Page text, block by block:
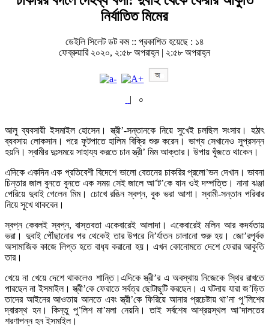
নির্যাতিত মিমের
ডেইলি সিলেট ডট কম :: প্রকাশিত হয়েছে : ১৪
ফেব্রুয়ারি ২০২০, ২:৫৮ অপরাহ্ন | ২:৫৮ অপরাহ্ন
| ০
আলু ব্যবসায়ী ইসমাইল হোসেন। স্ত্রী’-সন্তানকে নিয়ে সুখেই চলছিল সংসার। হঠাৎ
ব্যবসায় লোকসান। পরে ফুটপাতে হালিম বিক্রি শুরু করেন। ভাগ্য সেখানেও সুপ্রসন্ন
হয়নি। স্বামীর দুঃসময়ে সাহায্য করতে চান স্ত্রী’ মিম আক্তার। উপায় খুঁজতে থাকেন।
এদিকে একদিন এক প্রতিবেশী বিদেশে ভালো বেতনের চাকরির প্রলো’ভন দেখান। ভাবনা
চিন্তার জাল বুনতে বুনতে এক সময় সেই জালে আ’ট’কে যান ওই দম্পত্তি। নানা ঝঞ্জা
পেরিয়ে দুবাই গেলেন মিম। চোখে রঙিন স্বপ্ন, বুক ভরা আশা। স্বামী-সন্তান পরিবার
নিয়ে সুখে থাকবেন।
স্বপ্ন কেবলই স্বপ্ন, বাস্তবতা একেবারেই আলাদা। একেবারেই মলিন আর কদর্যতায়
ভরা। দুবাই পৌঁছানোর পর থেকেই তার উপরে নি’র্যাতন চালানো শুরু হয়। জো’রপূর্বক
অসামাজিক কাজে লিপ্ত হতে বাধ‌্য করানো হয়। এখন কোনোমতে দেশে ফেরার আকুতি
তার।
খেয়ে না খেয়ে দেশে থাকলেও শান্তি।এদিকে স্ত্রী’র এ অবস্থায় নিজেকে স্থির রাখতে
পারছেন না ইসমাইল। স্ত্রী’কে ফেরাতে সর্বত্র ছোটাছুটি করছেন। এ ঘটনায় যারা জ’ড়িত
তাদের আইনের আওতায় আনতে এবং স্ত্রী’কে ফিরিয়ে আনার প্রচেষ্টায় থা’না পু’লিশের
দ্বারস্থ হন। কিন্তু পু’লিশ মা’মলা নেয়নি। তাই সর্বশেষ আশ্রয়স্থল আ’দালতের
শরণাপন্ন হন ইসমাইল।